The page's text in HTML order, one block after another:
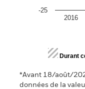
2016
-25
End of interactive
Durant
*Avant 18/août/
données de la